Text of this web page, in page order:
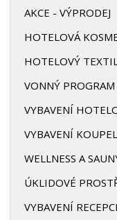
AKCE - VÝPRODEJ
HOTELOVÁ
HOTELOVÝ
VONNÝ PROGRAM
VYBAVENÍ
VYBAVENÍ
WELLNESS A
ÚKLIDOVÉ
VYBAVENÍ